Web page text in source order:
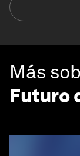
Más
Futuro